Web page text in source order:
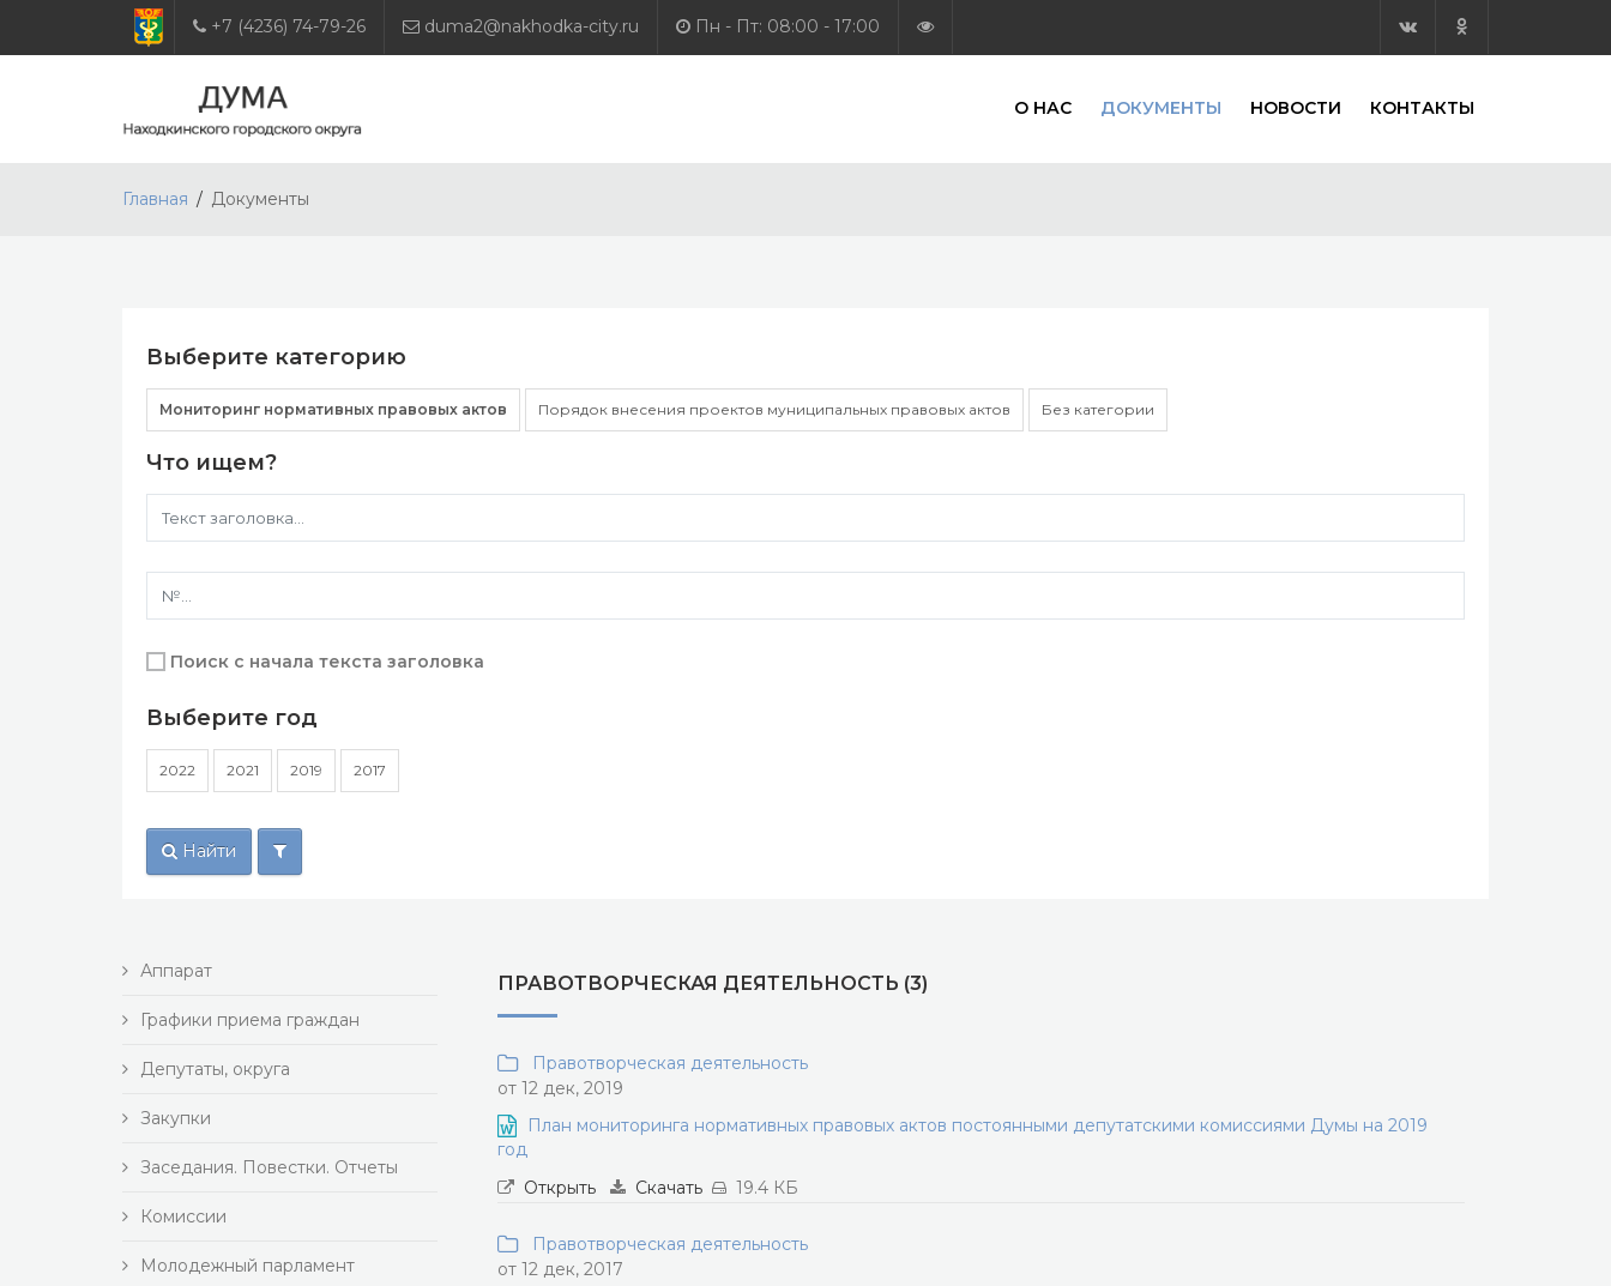
+7 (4236) 74-79-26 duma2@nakhodka-city.ru Пн - Пт: 08:00 - 17:00
О НАС ДОКУМЕНТЫ НОВОСТИ КОНТАКТЫ
Главная Документы
Выберите категорию
Мониторинг нормативных правовых актов Порядок внесения проектов муниципальных правовых актов Без категории
Что ищем?
Поиск с начала текста заголовка
Выберите год
2022 2021 2019 2017
Найти
Аппарат
Графики приема граждан
Депутаты, округа
Закупки
Заседания. Повестки. Отчеты
Комиссии
Молодежный парламент
ПРАВОТВОРЧЕСКАЯ ДЕЯТЕЛЬНОСТЬ (3)
Правотворческая деятельность
от 12 дек, 2019
План мониторинга нормативных правовых актов постоянными депутатскими комиссиями Думы на 2019
год
Открыть
Скачать 19.4 КБ
Правотворческая деятельность
от 12 дек, 2017